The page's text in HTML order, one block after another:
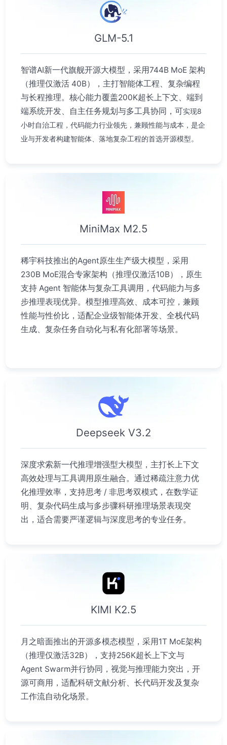
GLM-5.1
智谱AI新一代旗舰开源大模型，采用744B MoE 架构
（推理仅激活 40B），主打智能体工程、复杂编程
与长程推理。核心能力覆盖200K超长上下文、端到
端系统开发、自主任务规划与多工具协同，可实现8
小时自治工程，代码能力行业领先，兼顾性能与成本，是企
业与开发者构建智能体、落地复杂工程的首选开源模型。
MiniMax M2.5
稀宇科技推出的Agent原生生产级大模型，采用
230B MoE混合专家架构（推理仅激活10B），原生
支持 Agent 智能体与复杂工具调用，代码能力与多
步推理表现优异。模型推理高效、成本可控，兼顾
性能与性价比，适配企业级智能体开发、全栈代码
生成、复杂任务自动化与私有化部署等场景。
Deepseek V3.2
深度求索新一代推理增强型大模型，主打长上下文
高效处理与工具调用原生融合。通过稀疏注意力优
化推理效率，支持思考 / 非思考双模式，在数学证
明、复杂代码生成与多步骤科研推理场景表现突
出，适合需要严谨逻辑与深度思考的专业任务。
KIMI K2.5
月之暗面推出的开源多模态模型，采用1T MoE架构
（推理仅激活32B），支持256K超长上下文与
Agent Swarm并行协同，视觉与推理能力突出，开
源可商用，适配科研文献分析、长代码开发及复杂
工作流自动化场景。